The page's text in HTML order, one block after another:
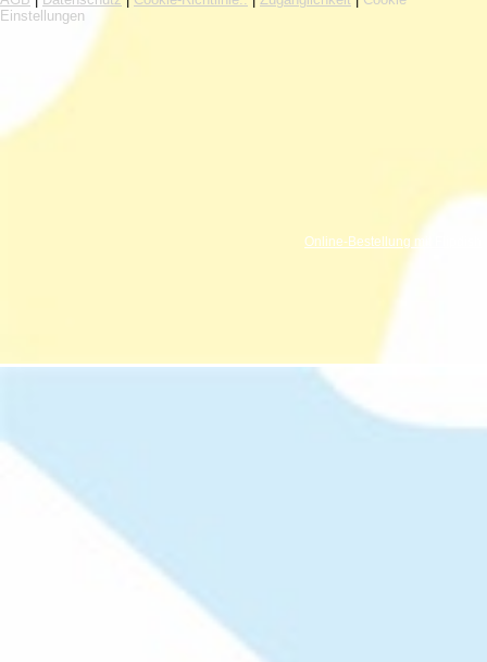
Online-Bestellung mit Flipdish
Einstellungen